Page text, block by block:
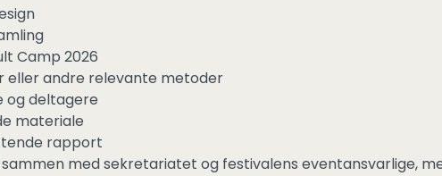
Camp 2026
eller andre relevante metoder
og deltagere
materiale
rapport
med sekretariatet og festivalens eventansvarlige,